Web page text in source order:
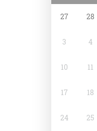
27 28
3 4
10 11
17 18
24 25